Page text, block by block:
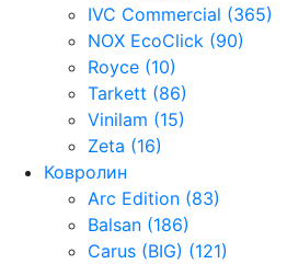
IVC Commercial (365)
NOX EcoClick (90)
Royce (10)
Tarkett (86)
Vinilam (15)
Zeta (16)
Ковролин
Arc Edition (83)
Balsan (186)
Carus (BIG) (121)